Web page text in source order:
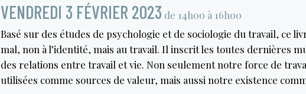
VENDREDI 3 FÉVRIER 2023 de 14h00 à 16h00
Basé sur des études de psychologie et de sociologie du travail, ce
mal, non à l’identité, mais au travail. Il inscrit les toutes dernières
des relations entre travail et vie. Non seulement notre force de
utilisées comme sources de valeur, mais aussi notre existence